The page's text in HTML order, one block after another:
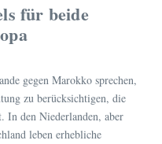
für beide
gegen Marokko sprechen,
zu berücksichtigen, die
In den Niederlanden, aber
leben erhebliche